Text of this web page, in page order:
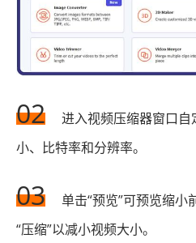
02
进入视频压缩器窗口
小、比特率和分辨率。
03
单击“预览”可预览缩
“压缩”以减小视频大小。